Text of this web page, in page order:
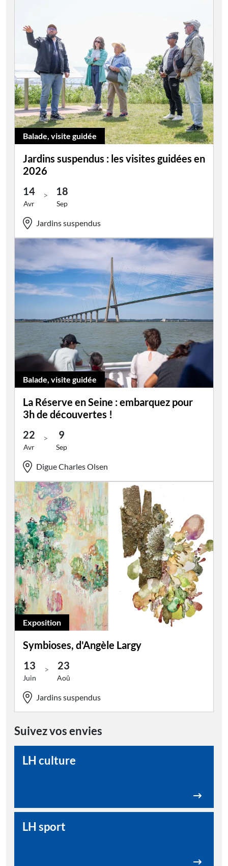
Balade, visite guidée
Jardins suspendus : les visites guidées en
2026
14
Avr
> 18
Sep
Jardins suspendus
Balade, visite guidée
La Réserve en Seine : embarquez pour
3h de découvertes !
22
Avr
> 9
Sep
Digue Charles Olsen
Exposition
Symbioses, d'Angèle Largy
13
Juin
> 23
Aoû
Jardins suspendus
Suivez vos envies
LH culture
LH sport